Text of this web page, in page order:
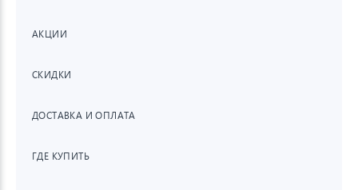
АКЦИИ
СКИДКИ
ДОСТАВКА И ОПЛАТА
ГДЕ КУПИТЬ